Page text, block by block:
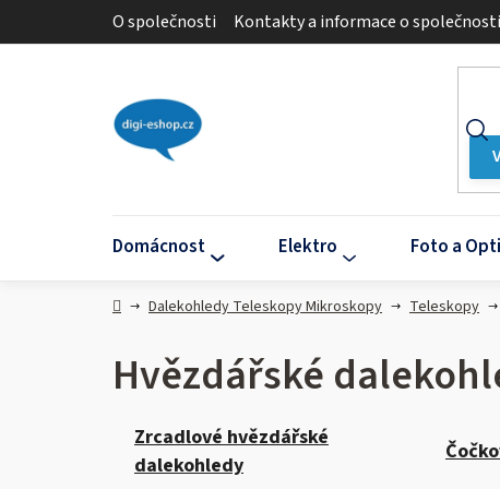
O společnosti Kontakty a informace o společnosti
Domácnost Elektro Foto a
DomůDalekohledy Teleskopy Mikroskopy Teleskopy
Hvězdářské
Zrcadlové hvězdářské
dalekohledy